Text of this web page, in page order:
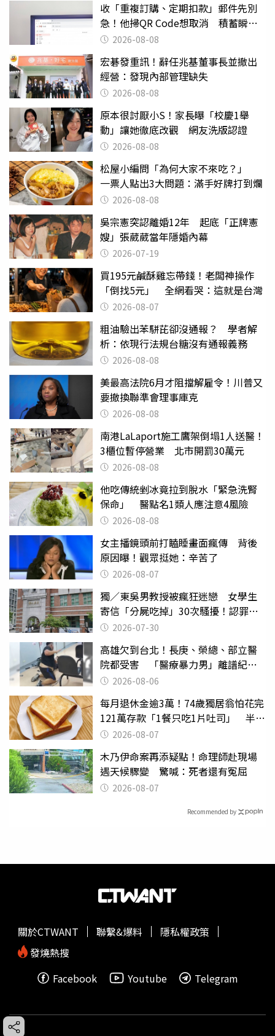
收「重複訂購、定期扣款」郵件先別
急！他掃QR Code想取消 積蓄瞬間
蒸發2026-08-08
宏碁發重訊！辭任兆基董事長並撤出
經營：發現內部管理缺失
2026-08-08
原本很討厭小S！家長曝「校慶1舉
動」讓她徹底改觀 網友洗版認證
2026-08-08
松屋小編問「為何大家不來吃？」
一票人點出3大問題：滿手好牌打到爛
2026-08-08
吳宗憲突認離婚12年 起底「正牌憲
嫂」張葳葳當年隱婚內幕
2026-07-19
買195元鹹酥雞忘帶錢！老闆神操作
「倒找5元」 全網看哭：這就是台灣
2026-08-07
粗油驗出苯駢芘卻沒通報？ 學者解
析：依現行法規台糖沒有通報義務
2026-08-08
美最高法院6月才阻擋解雇令！川普又
要撤換聯準會理事庫克
2026-08-08
南港LaLaport施工鷹架倒塌1人送醫！
3櫃位暫停營業 北市開罰30萬元
2026-08-08
他吃傳統剉冰竟拉到脫水「緊急洗腎
保命」 醫點名1類人應注意4風險
2026-08-08
女主播鏡頭前打瞌睡畫面瘋傳 背後
原因曝！觀眾挺她：辛苦了
2026-08-07
獨／東吳男教授被瘋狂迷戀 女學生
寄信「分屍吃掉」30次騷擾！認罪免
關 2026-07-30
高雄欠到台北！長庚、榮總、部立醫
院都受害 「醫療暴力男」離譜紀錄
曝光2026-08-06
每月退休金逾3萬！74歲獨居翁怕花完
121萬存款「1餐只吃1片吐司」 半年
後暴瘦嚇壞女兒
2026-08-07
木乃伊命案再添疑點！命理師赴現場
遇天候驟變 驚喊：死者還有冤屈
2026-08-07
Recommended by
關於CTWANT 聯繫&爆料
隱私權政策
發燒熱搜
Facebook
Youtube Telegram